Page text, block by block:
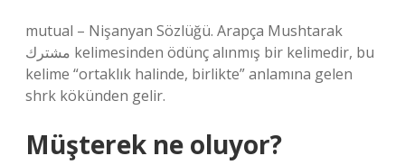
mutual – Nişanyan Sözlüğü. Arapça Mushtarak
مشترك kelimesinden ödünç alınmış bir kelimedir, bu
kelime “ortaklık halinde, birlikte” anlamına gelen
shrk kökünden gelir.
Müşterek ne oluyor?